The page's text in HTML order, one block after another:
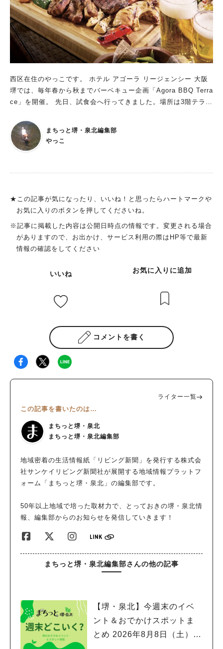
もひとりだったので心の中で勝手に仲間意識が芽生えて応援して
いたのは内緒です（笑） 他にも小さなお子さんとお父さんとお
母さんでご参加されていたご家族もいました。 難しそうなこと
はお父さん・お母さんがヒントを出したりして、家族間であーで
もないこーでもないと一緒に楽しんでおられました。なんかイイ
ず。個人的にはナメてた（企画側の方々すみません……）のです
が、何度も【ヒント】に助けられました。本当に困ったときには
迷わず使ってください。話を先に進められて、もっと楽しいこと
ジ画面にて ヒントが必要な時は各問題に記載されているヒント
の番号を送信してください。送信する時は、数字のみ送信してく
ださい。 2. 駅の周辺のチェックポイントに向かって歩いてい
かにも、立ち寄ることがない場所（私の場合は「深井駅の水賀池
ム」をやっていなかったら発見していなかった、行動していなか
ったことの連続だった、と断言できます。 3. このゲームは
ャレンジできます。それぞれクリア時にもらえるインスタグラム
オリジナルARの出来がすこぶる良いのです。とっても遊べます
よ。 きっと子どもたちをカメラでAR撮影したらキャッキャと喜
レンジしてGETしてみてください。 【おまけ】 謎解き移動の
１両目の内装には、泉北の新名産品となりつつある 『泉北レモ
ン』 をモチーフにしたレモンのイラストがあります。 ​各扉に
が、朝・昼・夕・夜の時間軸で表されているんです。 ぜひこれ
を機に1両目に乗って内装を楽しんだり、「和泉中央」方面側の
「鉄道むすめ」の外装をじっくり見てみるのもオススメです☆
まだ6/30（日）までやっています。 本記事を読んで気になった
方は、ぜひ時間旅行へ……いってらっしゃ〜〜〜い！！ ★こ
公開日時点の情報です。変更される場合がありますので、お出か
け、サービス利用の際はHP等で最新情報の確認をしてください
方チェックしてみてください。 ⭐︎haphap balloon お菓子バルー
ンブーケ作りができるそうです。お菓子はだれもが大好きで、そ
れをブーケにできるとなればいいですよね。食べるのがもったい
ない。 今回は3つの紹介ですが、当日は17箇所も職業体験が無料
で楽しめるのでぜひ行ってみてくださいね。
西区在住のやっこです。 ホテル アゴーラ リージェンシー 大阪
堺では、毎年春から秋までバーベキュー企画「Agora BBQ Terra
ce」を開催。 先日、試食会へ行ってきました。場所は3階テラ
ーな空間でBBQが楽しめます。 充実したビュッフェもあって、
マイスタイルのBBQが楽しめる 私がいただいたのが「スタンダ
ードBBQコース（フリードリンク付き）」。牛ロースや豚スペ
ヒージョやカレーライス、デザート、ソフトドリンク、クラフト
テル（ノンアルコールも可能）まで、好きなものを好きなだけチ
ョイスできます。 焼いた食材は6種類のソースなど味変しながら
いただける 炭火入りのBBQコンロは各組にスタンバイ。自身で
すぎたら、調度良い火加減になるよう、スタッフが調整してくれ
厚さ約1㎝ほどあるので、ハサミで切りながらいただけます。 テ
ーブルには、味噌だれ、ホットソース、ポリネシアンソース、か
イ。まずはお肉をポリネシアンソースでいただきました。名前か
ら、トロピカルな味と思いきや、しょう油、みりん、ニンニクが
入った和風テイスト。お肉にマッチしてました。ビュッフェにフ
ォンデュ用のチーズがあり、BBQコンロで温めて肉につけて食
おすすめの魚介類などがオプション（追加料金）で楽しめます。
おすすめは自分で作れるホテルクオリティの焼きそば いろんな
メニューを試食した中で最も印象に残っているのが、焼きそば。
油をひいたアルミ皿に、ビュッフェから調達した、麺と野菜を入
れてBBQコンロの上で炒めながら、特製のソース、塩、コショ
ウをかけてできあがり。食べると、太麺のモチモチ食感がクセに
なります。ホテルの焼きそばってこんなに上品な味わいになるの
かと驚きました。家では作れないおいしさをぜひ試してほしいで
があったりと大満足な内容。また、駅から直結している立地も便
利。5/31（金）までならこれらの BBQプランがお得に。暖かく
まちっと堺・泉北編集部
やっこ
★この記事が気になったり、いいね！と思ったらハートマークや
お気に入りのボタンを押してくださいね。
※記事に掲載した内容は公開日時点の情報です。変更される場合
がありますので、お出かけ、サービス利用の際はHP等で最新
情報の確認をしてください
いいね お気に入りに追加
コメントを書く
ライター一覧
この記事を書いたのは…
まちっと堺・泉北
まちっと堺・泉北編集部
地域密着の生活情報紙「リビング新聞」を発行する株式会
社サンケイリビング新聞社が展開する地域情報プラットフ
ォーム「まちっと堺・泉北」の編集部です。
50年以上地域で培った取材力で、とっておきの堺・泉北情
報、編集部からのお知らせを発信していきます！
まちっと堺・泉北編集部さんの他の記事
【堺・泉北】今週末のイベ
ント＆おでかけスポットま
とめ 2026年8月8日（土）～